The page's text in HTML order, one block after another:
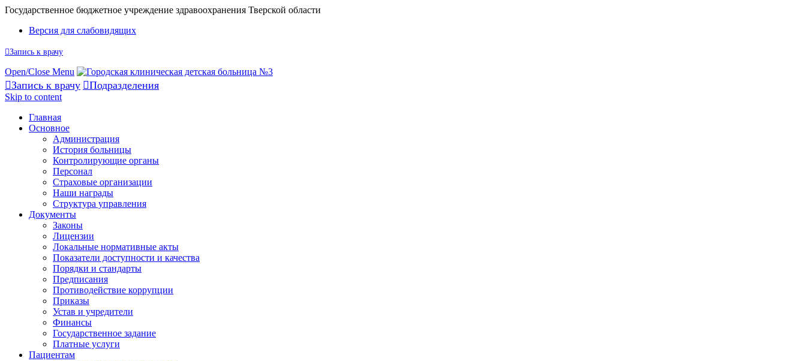
Государственное бюджетное учреждение здравоохранения Тверской области
Версия для слабовидящих
Запись к врачу
Open/Close Menu
Запись к врачу Подразделения
Skip to content
Главная
Основное
Администрация
История больницы
Контролирующие органы
Персонал
Страховые организации
Наши награды
Структура управления
Документы
Законы
Лицензии
Локальные нормативные акты
Показатели доступности и качества
Порядки и стандарты
Предписания
Противодействие коррупции
Приказы
Устав и учредители
Финансы
Государственное задание
Платные услуги
Пациентам